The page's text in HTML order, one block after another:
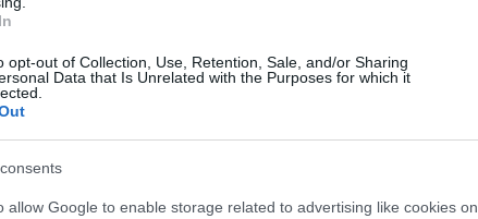
opt-out of Collection, Use, Retention, Sale, and/or Sharing
Data that Is Unrelated with the Purposes for which it
allow Google to enable storage related to advertising like cookies on